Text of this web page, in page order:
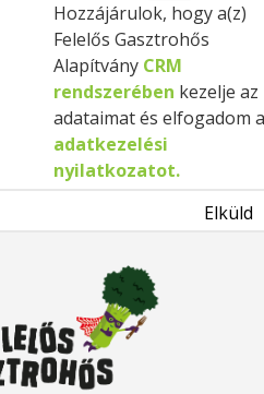
Hozzájárulok, hogy a(z)
Felelős Gasztrohős
Alapítvány CRM
rendszerében kezelje az
adataimat és elfogadom
adatkezelési
nyilatkozatot.